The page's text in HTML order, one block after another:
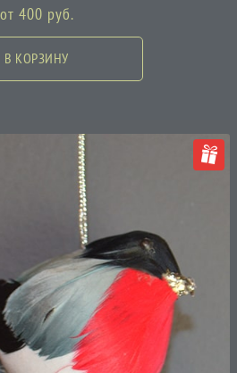
от 400 руб.
В КОРЗИНУ